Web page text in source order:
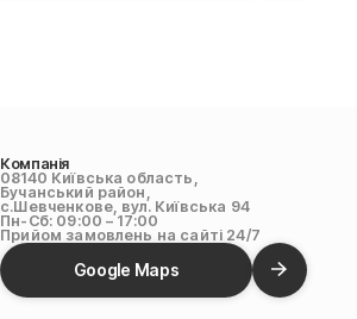
Компанія
08140 Київська область,
Бучанський район,
с.Шевченкове, вул. Київська 94
Пн-Сб: 09:00 – 17:00
Прийом замовлень на сайті 24/7
Google Maps